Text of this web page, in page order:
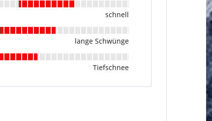
schnell
lange Schwünge
Tiefschnee